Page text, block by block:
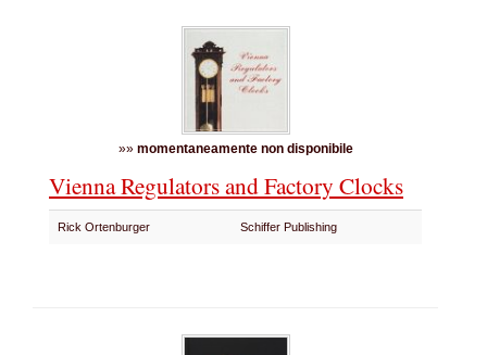
»» momentaneamente non disponibile
Vienna Regulators and Factory Clocks
Rick Ortenburger Schiffer Publishing